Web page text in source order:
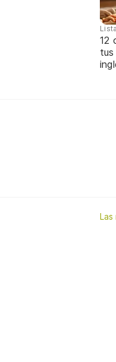
12
Las